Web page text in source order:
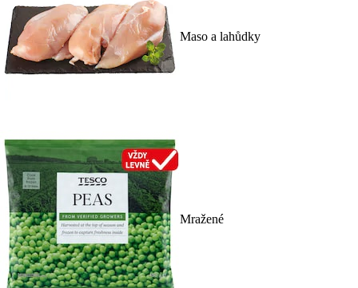
Maso a lahůdky
Mražené